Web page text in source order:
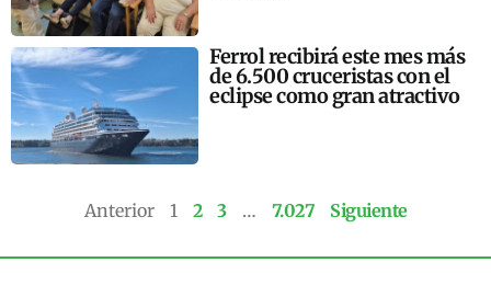
Ferrol recibirá este mes más
de 6.500 cruceristas con el
eclipse como gran atractivo
Anterior 1 2 3 … 7.027 Siguiente